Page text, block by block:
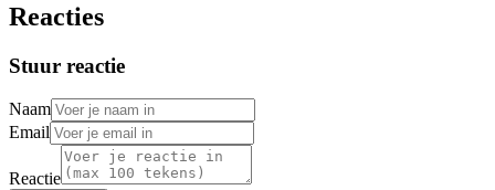
Reacties
Stuur reactie
Naam
Email
Reactie